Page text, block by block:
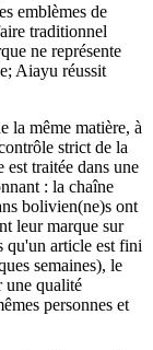
emblèmes de
traditionnel
ne représente
Aiayu réussit
la même matière, à
strict de la
traitée dans une
: la chaîne
bolivien(ne)s ont
leur marque sur
qu'un article est fini
semaines), le
une qualité
personnes et